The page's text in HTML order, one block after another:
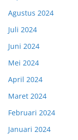
Agustus 2024
Juli 2024
Juni 2024
Mei 2024
April 2024
Maret 2024
Februari 2024
Januari 2024